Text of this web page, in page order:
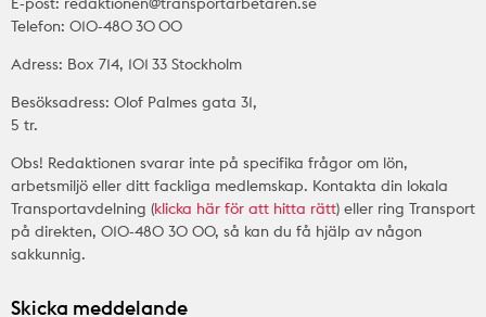
Telefon: 010-480 30 00
Adress: Box 714, 101 33 Stockholm
Besöksadress: Olof Palmes gata 31,
5 tr.
Obs! Redaktionen svarar inte på specifika frågor om lön,
arbetsmiljö eller ditt fackliga medlemskap. Kontakta din lokala
Transportavdelning (klicka här för att hitta rätt) eller ring Transport
på direkten, 010-480 30 00, så kan du få hjälp av någon
sakkunnig.
Skicka meddelande